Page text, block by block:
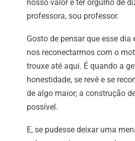
nosso valor e ter orgulho de
professora, sou professor.
Gosto de pensar que esse dia
nos reconectarmos com o
trouxe até aqui. É quando a
honestidade, se revê e se
de algo maior; a construção
possível.
E, se pudesse deixar uma